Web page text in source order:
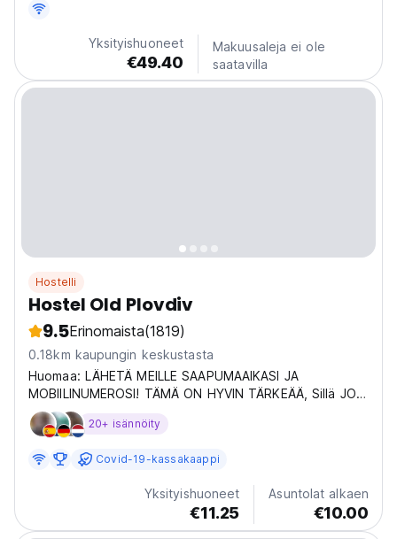
beds, double mini rooms with a bedroom and luxury
rooms. The premium feel of the interior and the...
Yksityishuoneet
€49.40
Makuusaleja ei ole
saatavilla
Hostelli
Hostel Old Plovdiv
9.5Erinomaista(1819)
0.18km kaupungin keskustasta
Huomaa: LÄHETÄ MEILLE SAAPUMAAIKASI JA
MOBIILINUMEROSI! TÄMÄ ON HYVIN TÄRKEÄÄ, Sillä JOS
SAAPUT Myöhemmin SIIN KLO 17.00 SINUN TÄYTYY
KIRJOITTAA ITSE. Hostelworld.com äänesti Hostel Old
2016, 2017,...
20+ isännöity
Covid-19-kassakaappi
Yksityishuoneet
€11.25
Asuntolat alkaen
€10.00